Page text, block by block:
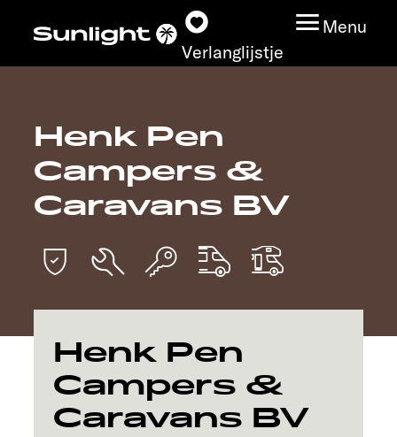
Verlanglijstje
Menu
Modeloverzicht
Configurator
Vind jouw Sunlight
Ontdek
Service
Henk Pen
Campers &
Caravans BV
Henk Pen
Campers &
Caravans BV